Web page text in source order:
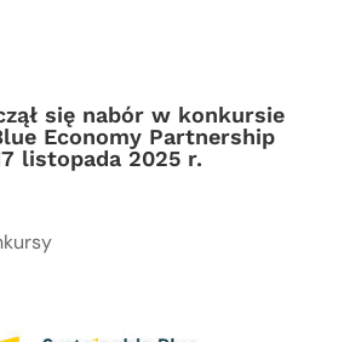
się nabór w konkursie
Economy Partnership
listopada 2025 r.